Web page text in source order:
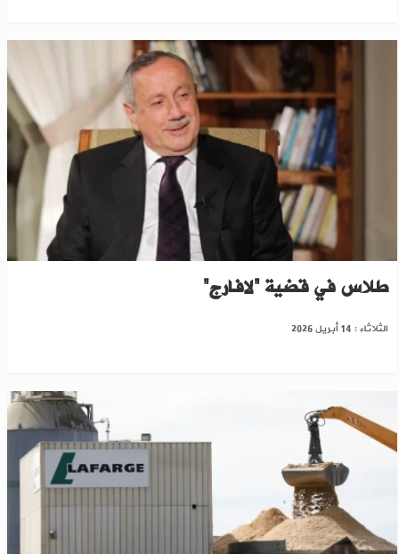
محكمة باريس تصدر حكماً غيابياً بسجن فراس
طلاس في قضية “لافارج”
الثلاثاء : 14 أبريل 2026